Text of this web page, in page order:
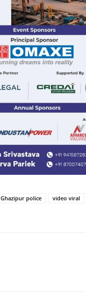
Ghazipur police video viral